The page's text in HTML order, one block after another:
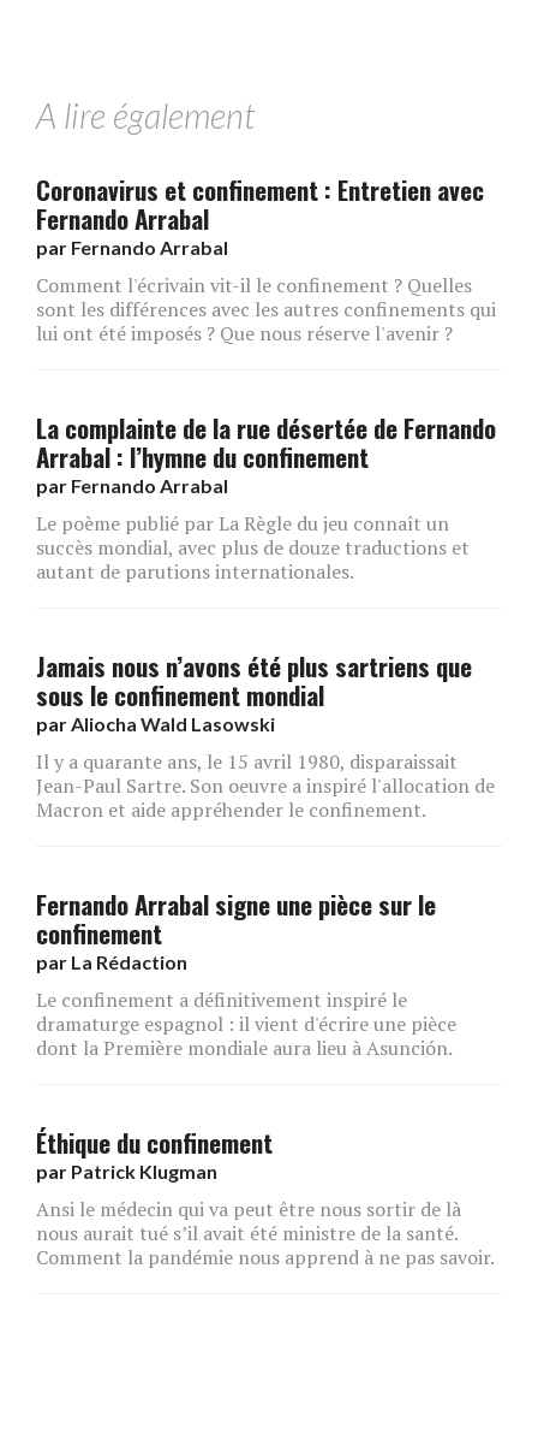
A lire également
Coronavirus et confinement : Entretien avec
Fernando Arrabal
par Fernando Arrabal
Comment l'écrivain vit-il le confinement ? Quelles
sont les différences avec les autres confinements qui
lui ont été imposés ? Que nous réserve l'avenir ?
La complainte de la rue désertée de Fernando
Arrabal : l’hymne du confinement
par Fernando Arrabal
Le poème publié par La Règle du jeu connaît un
succès mondial, avec plus de douze traductions et
autant de parutions internationales.
Jamais nous n’avons été plus sartriens que
sous le confinement mondial
par Aliocha Wald Lasowski
Il y a quarante ans, le 15 avril 1980, disparaissait
Jean-Paul Sartre. Son oeuvre a inspiré l'allocation de
Macron et aide appréhender le confinement.
Fernando Arrabal signe une pièce sur le
confinement
par La Rédaction
Le confinement a définitivement inspiré le
dramaturge espagnol : il vient d'écrire une pièce
dont la Première mondiale aura lieu à Asunción.
Éthique du confinement
par Patrick Klugman
Ansi le médecin qui va peut être nous sortir de là
nous aurait tué s’il avait été ministre de la santé.
Comment la pandémie nous apprend à ne pas savoir.